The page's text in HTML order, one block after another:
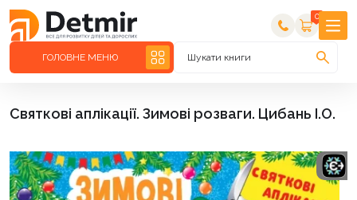
0
ГОЛОВНЕ МЕНЮ Шукати книги
Святкові аплікації. Зимові розваги. Цибань І.О.